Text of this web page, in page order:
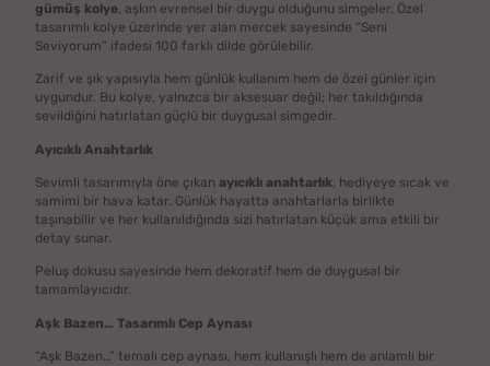
gümüş kolye, aşkın evrensel bir duygu olduğunu simgeler. Özel
tasarımlı kolye üzerinde yer alan mercek sayesinde “Seni
Seviyorum” ifadesi 100 farklı dilde görülebilir.
Zarif ve şık yapısıyla hem günlük kullanım hem de özel günler için
uygundur. Bu kolye, yalnızca bir aksesuar değil; her takıldığında
sevildiğini hatırlatan güçlü bir duygusal simgedir.
Ayıcıklı Anahtarlık
Sevimli tasarımıyla öne çıkan ayıcıklı anahtarlık, hediyeye sıcak ve
samimi bir hava katar. Günlük hayatta anahtarlarla birlikte
taşınabilir ve her kullanıldığında sizi hatırlatan küçük ama etkili bir
detay sunar.
Peluş dokusu sayesinde hem dekoratif hem de duygusal bir
tamamlayıcıdır.
Aşk Bazen… Tasarımlı Cep Aynası
“Aşk Bazen…” temalı cep aynası, hem kullanışlı hem de anlamlı bir